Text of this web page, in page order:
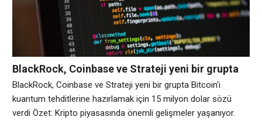
kurşunu sıktıkları gün fiyatın çok hızlı tepki vereceğini söylüyor.
Edwards, Ticari Sırlar hakkında
BlackRock, Coinbase ve Strateji yeni bir grupta
Bitcoin’i kuantum tehditlerine hazırlamak için 15
milyon dolar sözü verdi
BlackRock, Coinbase ve Strateji yeni bir grupta Bitcoin’i
kuantum tehditlerine hazırlamak için 15 milyon dolar sözü
verdi Özet: Kripto piyasasında önemli gelişmeler yaşanıyor.